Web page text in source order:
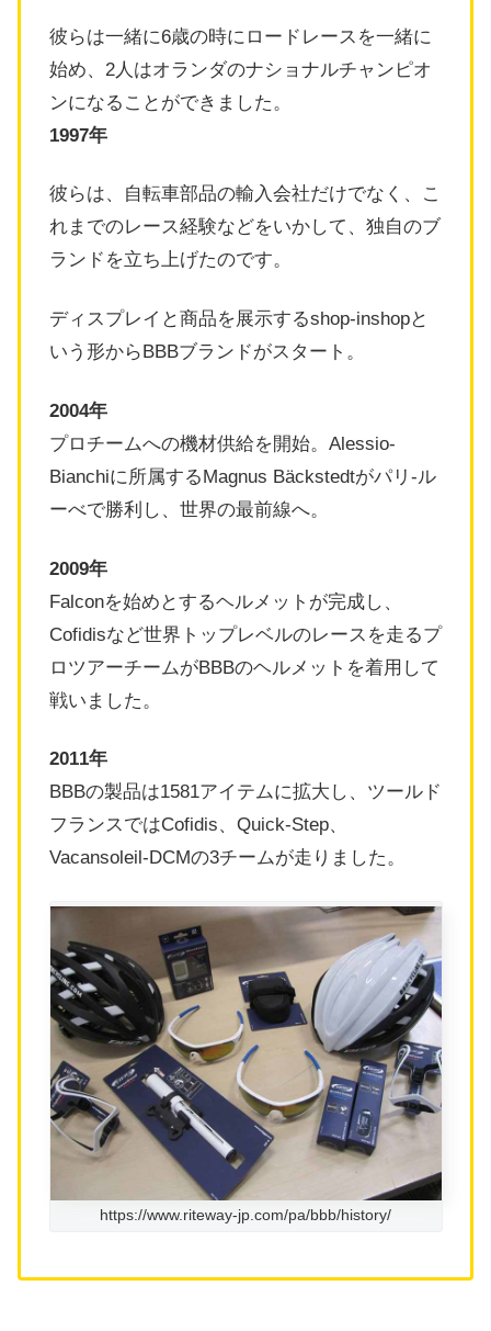
彼らは一緒に6歳の時にロードレースを一緒に
始め、2人はオランダのナショナルチャンピオ
ンになることができました。
1997年
彼らは、自転車部品の輸入会社だけでなく、こ
れまでのレース経験などをいかして、独自のブ
ランドを立ち上げたのです。
ディスプレイと商品を展示するshop-inshopと
いう形からBBBブランドがスタート。
2004年
プロチームへの機材供給を開始。Alessio-
Bianchiに所属するMagnus Bäckstedtがパリ-ル
ーべで勝利し、世界の最前線へ。
2009年
Falconを始めとするヘルメットが完成し、
Cofidisなど世界トップレベルのレースを走るプ
ロツアーチームがBBBのヘルメットを着用して
戦いました。
2011年
BBBの製品は1581アイテムに拡大し、ツールド
フランスではCofidis、Quick-Step、
Vacansoleil-DCMの3チームが走りました。
https://www.riteway-jp.com/pa/bbb/history/